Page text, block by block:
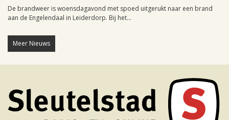
De brandweer is woensdagavond met spoed uitgerukt naar een brand
aan de Engelendaal in Leiderdorp. Bij het...
Meer Nieuws